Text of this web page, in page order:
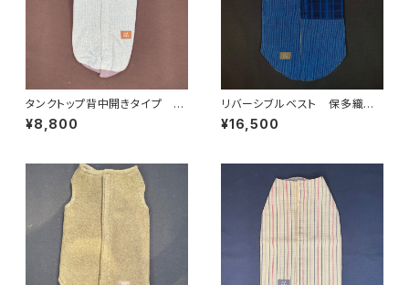
タンクトップ背中開きタイプ ベ
リーブルー杢✖️ブルーグレー
TS-L-005a
¥8,800
リバーシブルベスト 保多織✖️
ワッフル織 BRB-XL-4
¥16,500